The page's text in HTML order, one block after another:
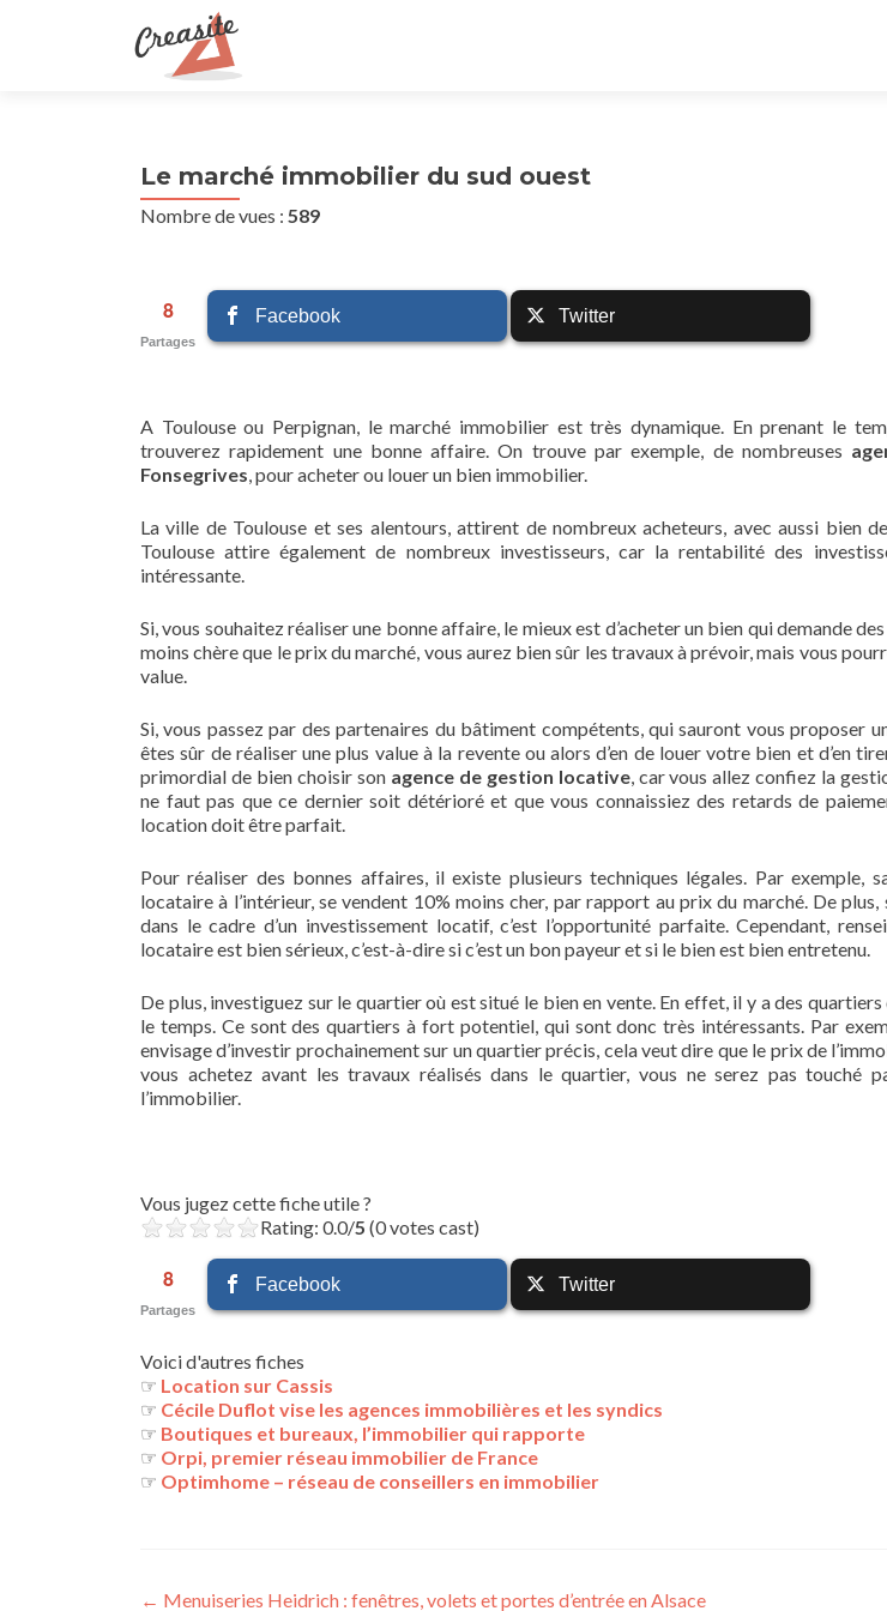
Le marché immobilier du sud ouest
Nombre de vues : 589
8
Partages
Facebook Twitter
A Toulouse ou Perpignan, le marché immobilier est très dynamique. En prenant le
trouverez rapidement une bonne affaire. On trouve par exemple, de nombreuses
Fonsegrives, pour acheter ou louer un bien immobilier.
La ville de Toulouse et ses alentours, attirent de nombreux acheteurs, avec aussi bien
Toulouse attire également de nombreux investisseurs, car la rentabilité des
intéressante.
Si, vous souhaitez réaliser une bonne affaire, le mieux est d’acheter un bien qui demande
moins chère que le prix du marché, vous aurez bien sûr les travaux à prévoir, mais vous
value.
Si, vous passez par des partenaires du bâtiment compétents, qui sauront vous proposer
êtes sûr de réaliser une plus value à la revente ou alors d’en de louer votre bien et d’en
primordial de bien choisir son agence de gestion locative, car vous allez confiez la
ne faut pas que ce dernier soit détérioré et que vous connaissiez des retards de
location doit être parfait.
Pour réaliser des bonnes affaires, il existe plusieurs techniques légales. Par exemple,
locataire à l’intérieur, se vendent 10% moins cher, par rapport au prix du marché. De
dans le cadre d’un investissement locatif, c’est l’opportunité parfaite. Cependant,
locataire est bien sérieux, c’est-à-dire si c’est un bon payeur et si le bien est bien entretenu.
De plus, investiguez sur le quartier où est situé le bien en vente. En effet, il y a des
le temps. Ce sont des quartiers à fort potentiel, qui sont donc très intéressants. Par
envisage d’investir prochainement sur un quartier précis, cela veut dire que le prix de
vous achetez avant les travaux réalisés dans le quartier, vous ne serez pas touché
l’immobilier.
Vous jugez cette fiche utile ?
Rating: 0.0/5 (0 votes cast)
8
Partages
Facebook Twitter
Voici d'autres fiches
☞ Location sur Cassis
☞ Cécile Duflot vise les agences immobilières et les syndics
☞ Boutiques et bureaux, l’immobilier qui rapporte
☞ Orpi, premier réseau immobilier de France
☞ Optimhome – réseau de conseillers en immobilier
← Menuiseries Heidrich : fenêtres, volets et portes d’entrée en Alsace